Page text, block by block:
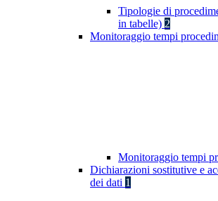
Tipologie di
in tabelle) 2
Monitoraggio tempi
Monitoraggio tempi
Dichiarazioni sostitutive e
dei dati 1